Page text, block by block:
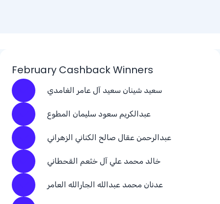
February Cashback Winners
سعيد شينان سعيد آل عامر الغامدي
عبدالكريم سعود سليمان المطوع
عبدالرحمن عقال صالح الكناني الزهراني
خالد محمد علي آل خثعم القحطاني
عدنان محمد عبدالله الجارالله العامر